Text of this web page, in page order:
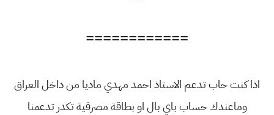
============
اذا كنت حاب تدعم الاستاذ احمد مهدي ماديا من داخل العراق
وماعندك حساب باي بال او بطاقة مصرفية تكدر تدعمنا